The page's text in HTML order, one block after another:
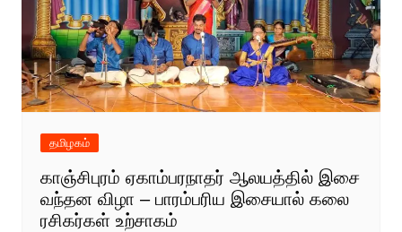
தமிழகம்
காஞ்சிபுரம் ஏகாம்பரநாதர் ஆலயத்தில் இசை
வந்தன விழா – பாரம்பரிய இசையால் கலை
ரசிகர்கள் உற்சாகம்